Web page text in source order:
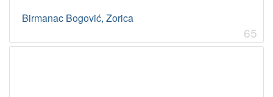
Birmanac Bogović, Zorica
65